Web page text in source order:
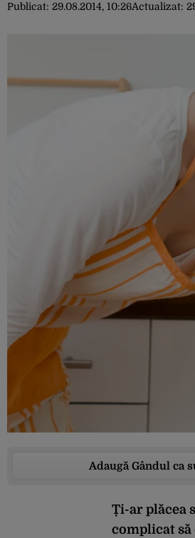
Publicat: 29.08.2014, 10:26Actualizat:
Adaugă Gândul ca
Ți-ar plăcea
complicat